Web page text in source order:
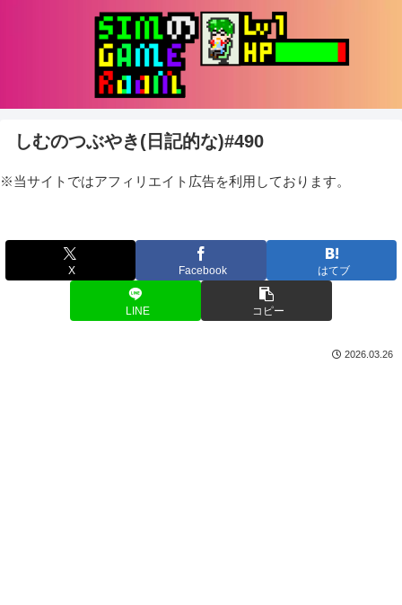
しむのつぶやき(日記的な)#490
※当サイトではアフィリエイト広告を利用しております。
X Facebook はてブ
LINE コピー
2026.03.26